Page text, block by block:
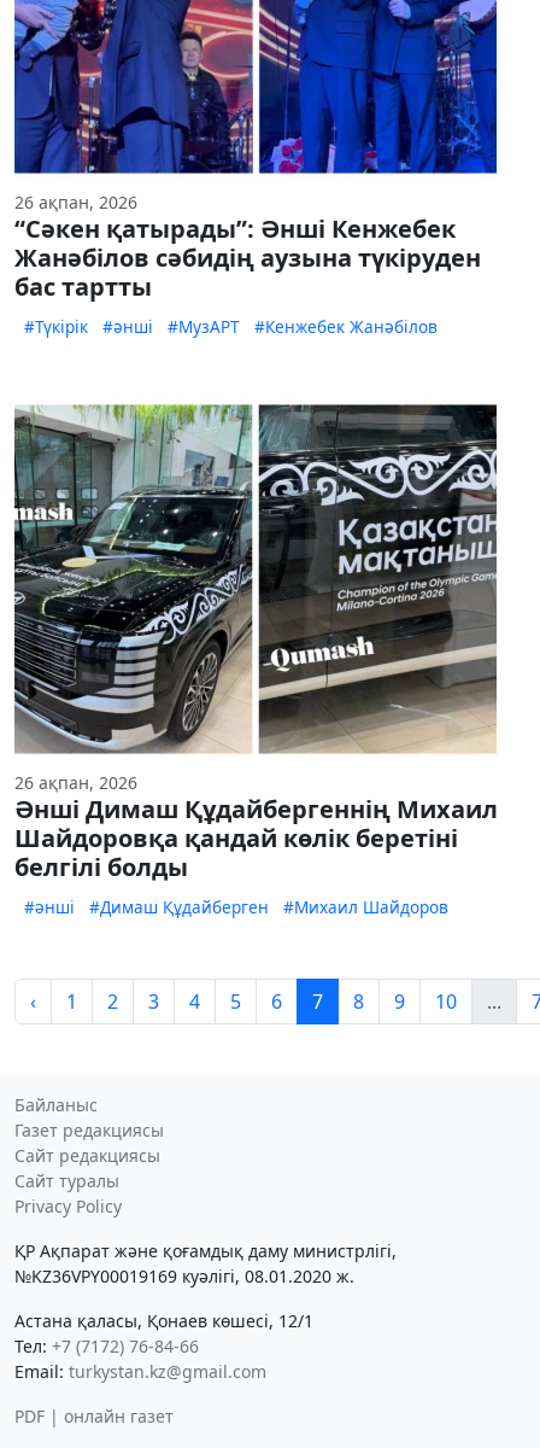
26 ақпан, 2026
“Сәкен қатырады”: Әнші Кенжебек
Жанәбілов сәбидің аузына түкіруден
бас тартты
#Түкірік #әнші #МузАРТ #Кенжебек Жанәбілов
26 ақпан, 2026
Әнші Димаш Құдайбергеннің Михаил
Шайдоровқа қандай көлік беретіні
белгілі болды
#әнші #Димаш Құдайберген #Михаил Шайдоров
‹ 1 2 3 4 5 6 7 8 9 10 ...
Байланыс
Газет редакциясы
Сайт редакциясы
Сайт туралы
Privacy Policy
ҚР Ақпарат және қоғамдық даму министрлігі,
№KZ36VPY00019169 куәлігі, 08.01.2020 ж.
Астана қаласы, Қонаев көшесі, 12/1
Тел: +7 (7172) 76-84-66
Email: turkystan.kz@gmail.com
PDF | онлайн газет